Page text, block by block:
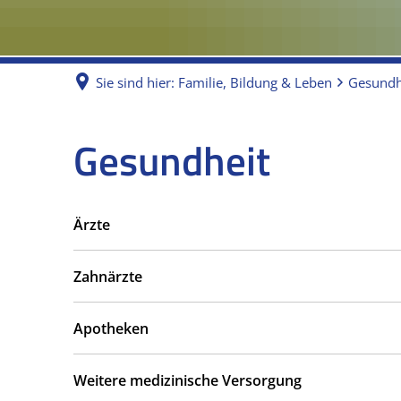
Sie sind hier: Familie, Bildung & Leben
Gesundheit
Gesundheit
Ärzte
Zahnärzte
Apotheken
Weitere medizinische Versorgung